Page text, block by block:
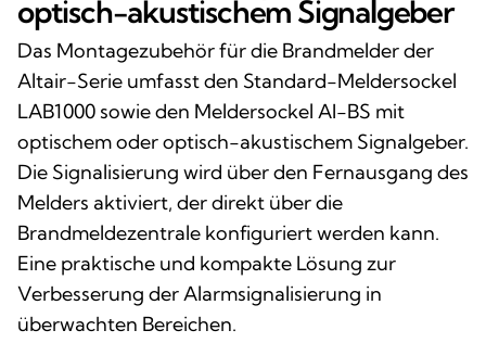
optisch-akustischem Signalgeber
Das Montagezubehör für die Brandmelder der
Altair-Serie umfasst den Standard-Meldersockel
LAB1000 sowie den Meldersockel AI-BS mit
optischem oder optisch-akustischem Signalgeber.
Die Signalisierung wird über den Fernausgang des
Melders aktiviert, der direkt über die
Brandmeldezentrale konfiguriert werden kann.
Eine praktische und kompakte Lösung zur
Verbesserung der Alarmsignalisierung in
überwachten Bereichen.